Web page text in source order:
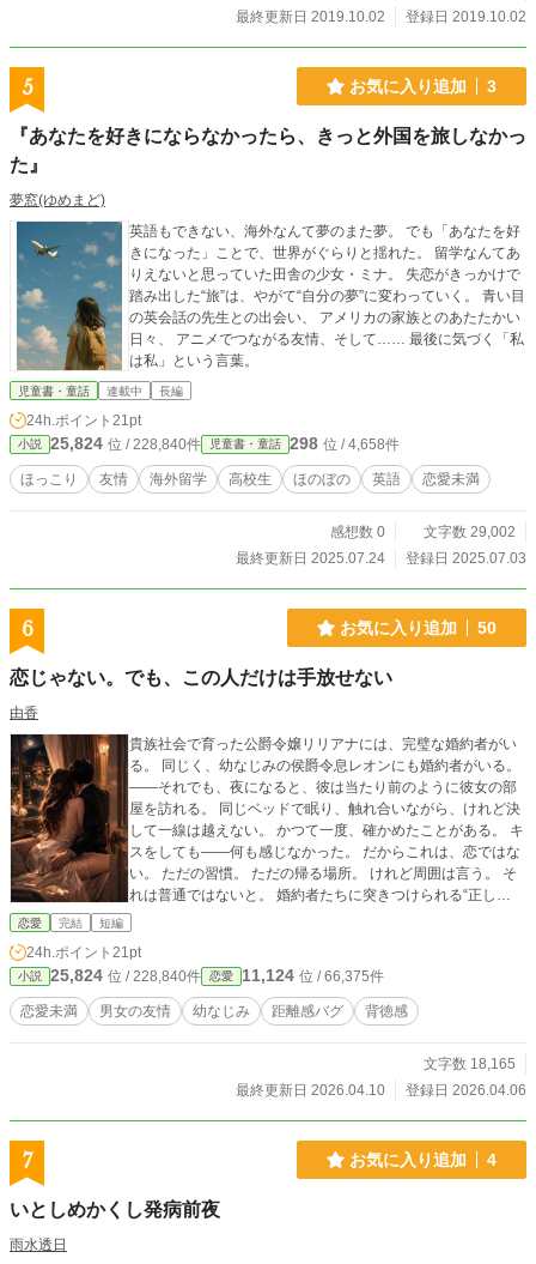
最終更新日 2019.10.02
登録日 2019.10.02
5 お気に入り追加 3
『あなたを好きにならなかったら、きっと外国を旅しなかっ
た』
夢窓(ゆめまど)
英語もできない、海外なんて夢のまた夢。 でも「あなたを好
きになった」ことで、世界がぐらりと揺れた。 留学なんてあ
りえないと思っていた田舎の少女・ミナ。 失恋がきっかけで
踏み出した“旅”は、やがて“自分の夢”に変わっていく。 青い目
の英会話の先生との出会い、 アメリカの家族とのあたたかい
日々、 アニメでつながる友情、そして…… 最後に気づく「私
は私」という言葉。
児童書・童話 連載中 長編
24h.ポイント 21pt
小説 25,824 位 / 228,840件 児童書・童話 298 位 / 4,658件
ほっこり 友情 海外留学 高校生 ほのぼの 英語 恋愛未満
感想数 0
文字数 29,002
最終更新日 2025.07.24
登録日 2025.07.03
6 お気に入り追加 50
恋じゃない。でも、この人だけは手放せない
由香
貴族社会で育った公爵令嬢リリアナには、完璧な婚約者がい
る。 同じく、幼なじみの侯爵令息レオンにも婚約者がいる。
――それでも、夜になると、彼は当たり前のように彼女の部
屋を訪れる。 同じベッドで眠り、触れ合いながら、けれど決
して一線は越えない。 かつて一度、確かめたことがある。 キ
スをしても――何も感じなかった。 だからこれは、恋ではな
い。 ただの習慣。 ただの帰る場所。 けれど周囲は言う。 そ
れは普通ではないと。 婚約者たちに突きつけられる“正し
さ”。 それでもやめられない、名前のない関係。 恋じゃな
これは、恋人にならない二人の物語。
恋愛 完結 短編
24h.ポイント 21pt
小説 25,824 位 / 228,840件 恋愛 11,124 位 / 66,375件
恋愛未満 男女の友情 幼なじみ 距離感バグ 背徳感
文字数 18,165
最終更新日 2026.04.10
登録日 2026.04.06
7 お気に入り追加 4
いとしめかくし発病前夜
雨水透日